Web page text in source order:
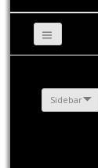
Sidebar